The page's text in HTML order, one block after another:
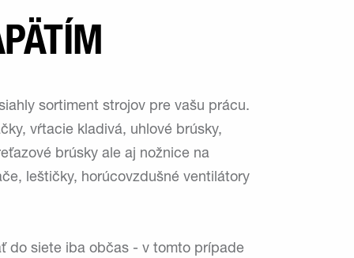
sortiment strojov pre vašu prácu.
vŕtacie kladivá, uhlové brúsky,
brúsky ale aj nožnice na
leštičky, horúcovzdušné ventilátory
do siete iba občas - v tomto prípade